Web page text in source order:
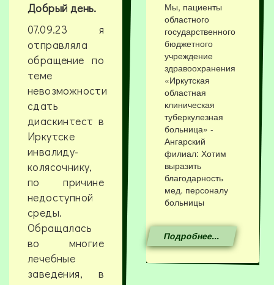
Добрый день.
07.09.23 я
отправляла
обращение по
теме
невозможности
сдать
диаскинтест в
Иркутске
инвалиду-
колясочнику,
по причине
недоступной
среды.
Обращалась
во многие
лечебные
заведения, в
Мы, пациенты
областного
государственного
бюджетного
учреждение
здравоохранения
«Иркутская
областная
клиническая
туберкулезная
больница» -
Ангарский
филиал: Хотим
выразить
благодарность
мед. персоналу
больницы
Подробнее...